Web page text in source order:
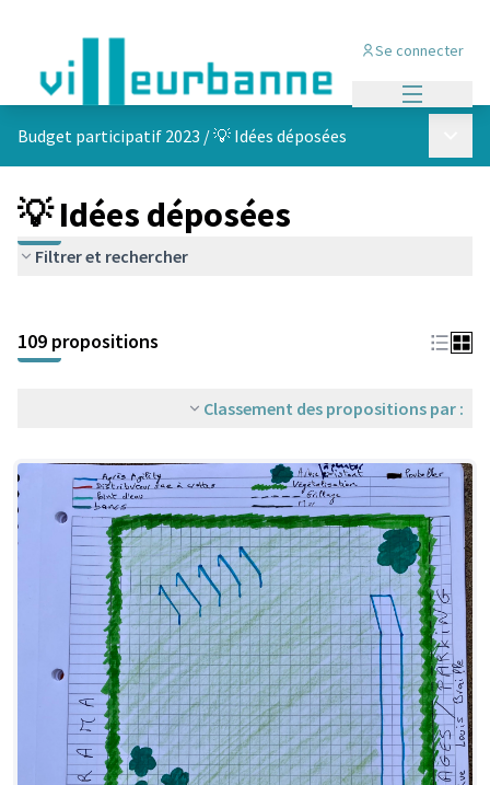
Se connecter
Budget participatif 2023 /💡 Idées déposées
💡 Idées déposées
Filtrer et rechercher
+
−
109 propositions
Classement des propositions par :